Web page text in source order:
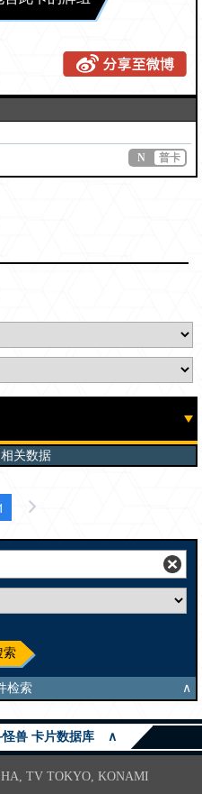
N 普卡
关数据
索
检索 ∧
兽 卡片数据库 ∧
TV TOKYO, KONAMI